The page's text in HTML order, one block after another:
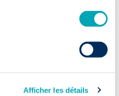
Afficher les détails
14 dagen: uw werving